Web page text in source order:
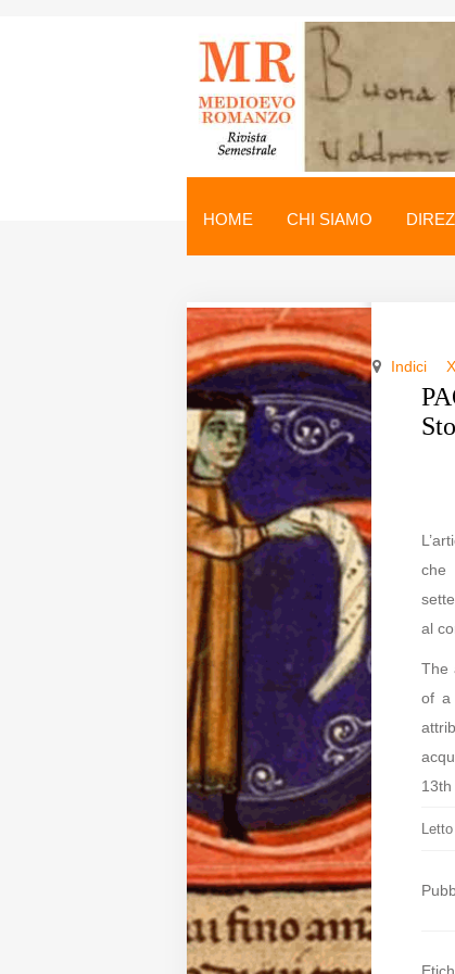
Medioevo Romanzo
direzione@medioevoromanzo.it
HOME CHI SIAMO
Indici
che
al
The
of a
13th
Letto